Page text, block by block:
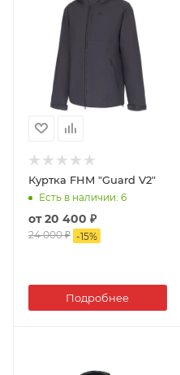
Куртка FHM "Guard V2"
Есть в наличии: 6
от20 400 ₽
24 000 ₽ -15%
Подробнее